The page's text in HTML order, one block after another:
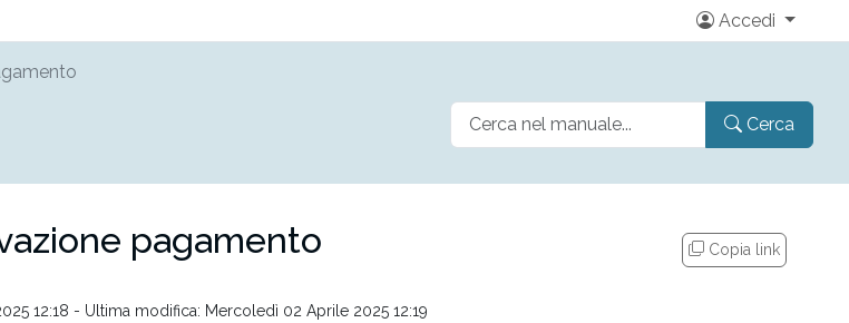
Accedi
Cerca
pagamento Copia link
12:18 - Ultima modifica: Mercoledì 02 Aprile 2025 12:19